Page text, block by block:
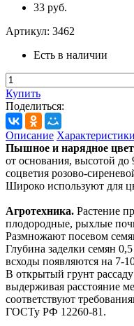
33 руб.
Артикул: 3462
Есть в наличии
Купить
Поделиться:
Описание Характеристики
Пышное и нарядное
от основания, высотой
соцветия розово-
Широко используют для
Агротехника. Растение
плодородные, рыхлые
Размножают посевом
Глубина заделки семян
всходы появляются на 7-
В открытый грунт
выдерживая расстояние
соответствуют
ГОСТу РФ 12260-81.